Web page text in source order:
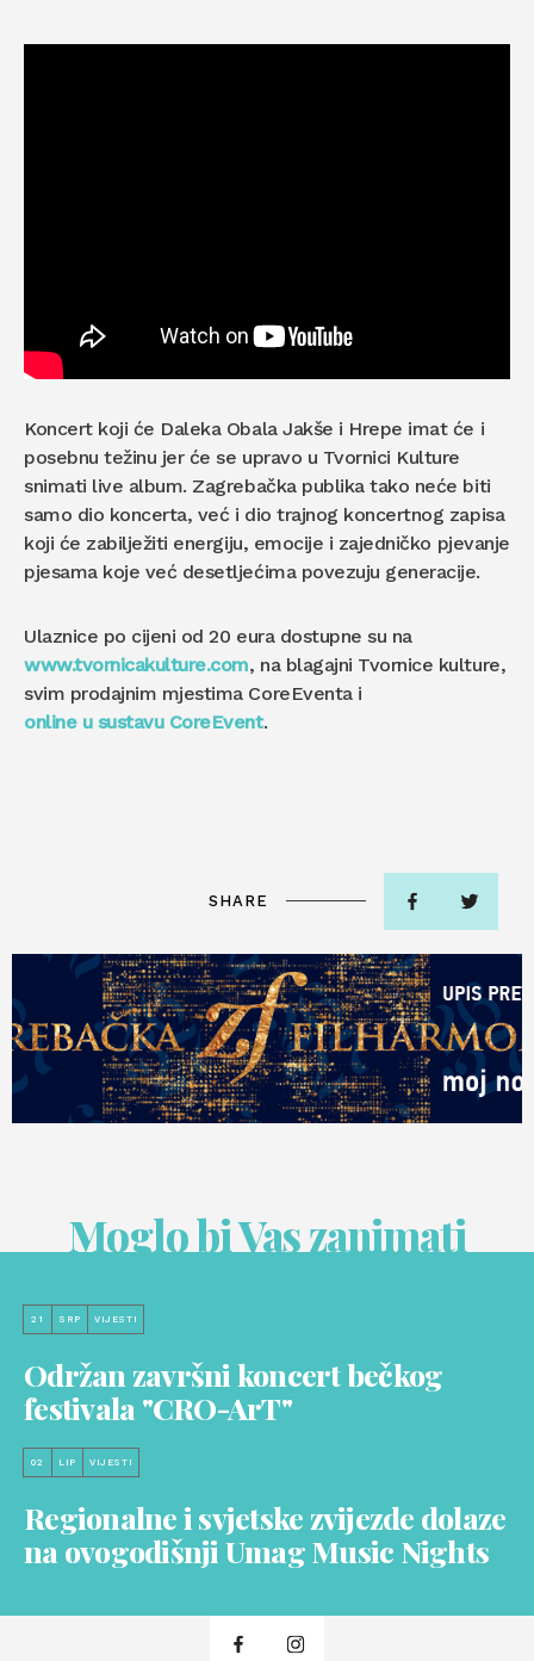
Koncert koji će Daleka Obala Jakše i Hrepe imat će i
posebnu težinu jer će se upravo u Tvornici Kulture
snimati live album. Zagrebačka publika tako neće biti
samo dio koncerta, već i dio trajnog koncertnog zapisa
koji će zabilježiti energiju, emocije i zajedničko pjevanje
pjesama koje već desetljećima povezuju generacije.
Ulaznice po cijeni od 20 eura dostupne su na
www.tvornicakulture.com, na blagajni Tvornice kulture,
svim prodajnim mjestima CoreEventa i
online u sustavu CoreEvent.
SHARE
Moglo bi Vas zanimati
21 SRP VIJESTI
Održan završni koncert bečkog
festivala "CRO-ArT"
02 LIP VIJESTI
Regionalne i svjetske zvijezde dolaze
na ovogodišnji Umag Music Nights